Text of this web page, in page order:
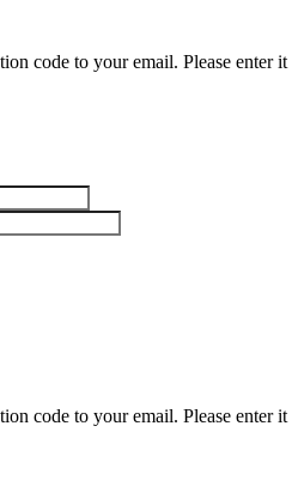
code to your email. Please enter it
code to your email. Please enter it